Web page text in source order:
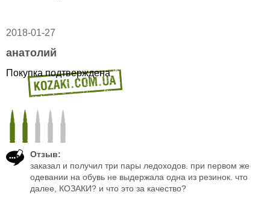
2018-01-27
анатолий
Покупка подтверждена
Отзыв:
заказал и получил три пары ледоходов. при первом же
одевании на обувь не выдержала одна из резинок. что
далее, КОЗАКИ? и что это за качество?